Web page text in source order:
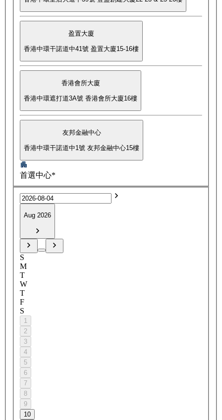
盈置大廈
香港中環干諾道中41號 盈置大廈15-16樓
香港會所大廈
香港中環遮打道3A號 香港會所大廈16樓
友邦金融中心
香港中環干諾道中1號 友邦金融中心15樓
首選中心*
Aug 2026
S
M
T
W
T
F
S
1
2
3
4
5
6
7
8
9
10